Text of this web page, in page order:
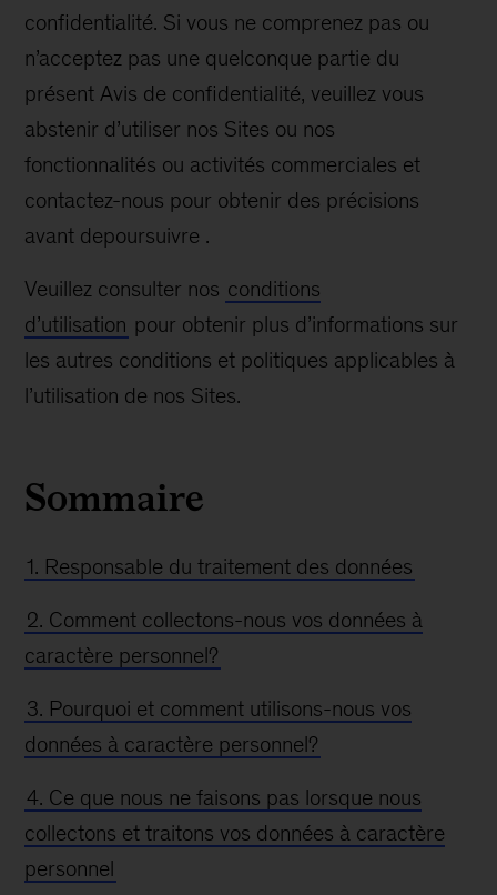
confidentialité. Si vous ne comprenez pas ou
n’acceptez pas une quelconque partie du
présent Avis de confidentialité, veuillez vous
abstenir d’utiliser nos Sites ou nos
fonctionnalités ou activités commerciales et
contactez-nous pour obtenir des précisions
avant depoursuivre .
Veuillez consulter nos conditions
d’utilisation pour obtenir plus d’informations sur
les autres conditions et politiques applicables à
l’utilisation de nos Sites.
Sommaire
1. Responsable du traitement des données
2. Comment collectons-nous vos données à
caractère personnel?
3. Pourquoi et comment utilisons-nous vos
données à caractère personnel?
4. Ce que nous ne faisons pas lorsque nous
collectons et traitons vos données à caractère
personnel